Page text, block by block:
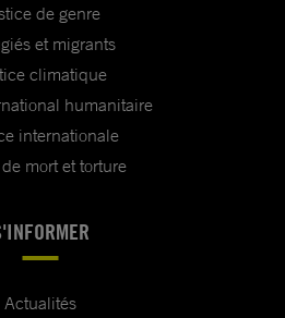
de genre
et migrants
climatique
humanitaire
internationale
mort et torture
Actualités